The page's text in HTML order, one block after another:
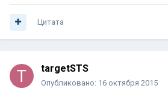
Цитата
targetSTS
Опубликовано: 16 октября 2015